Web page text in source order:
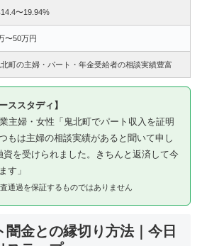
〜19.94%
〜50万円
北町の主婦・パート・年金受給者の相談実績豊富
ススタディ】
主婦・女性「鬼北町でパート収入を証明
もは主婦の相談実績があると聞いて申し
を受けられました。きちんと返済して今
す」
通過を保証するものではありません
闇金との縁切り方法｜今日